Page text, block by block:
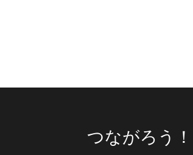
つながろう！